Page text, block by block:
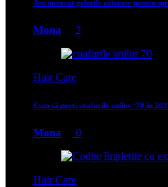
Am incercat gelurile colorate pentru
Mona 2
Hair Care
Cum să porți coafurile anilor ‘70 în
Mona 0
Hair Care